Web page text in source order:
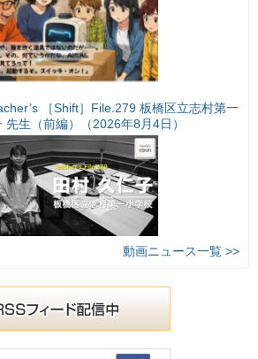
［Shift］File.279 板橋区立志村第一
生（前編）（2026年8月4日）
動画ニュース一覧 >>